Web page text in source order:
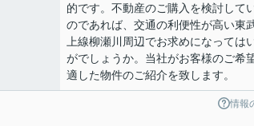
的です。不動産のご購入を検討して
のであれば、交通の利便性が高い東
上線柳瀬川周辺でお求めになっては
がでしょうか。当社がお客様のご希
適した物件のご紹介を致します。
情報